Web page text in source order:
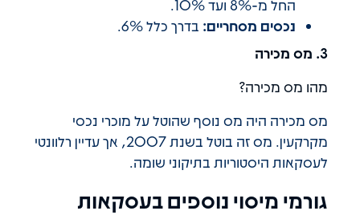
החל מ-8% ועד 10%.
נכסים מסחריים: בדרך כלל 6%.
3. מס מכירה
מהו מס מכירה?
מס מכירה היה מס נוסף שהוטל על מוכרי נכסי
מקרקעין. מס זה בוטל בשנת 2007, אך עדיין רלוונטי
לעסקאות היסטוריות בתיקוני שומה.
גורמי מיסוי נוספים בעסקאות